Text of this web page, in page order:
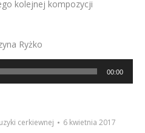
kolejnej kompozycji
Ryżko
00:00
cerkiewnej 6 kwietnia 2017